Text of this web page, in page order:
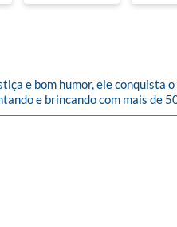
e bom humor, ele conquista
e brincando com mais de